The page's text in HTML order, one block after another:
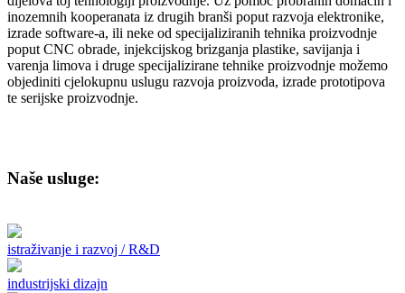
inozemnih kooperanata iz drugih branši poput razvoja elektronike,
izrade software-a, ili neke od specijaliziranih tehnika proizvodnje
poput CNC obrade, injekcijskog brizganja plastike, savijanja i
varenja limova i druge specijalizirane tehnike proizvodnje možemo
objediniti cjelokupnu uslugu razvoja proizvoda, izrade prototipova
te serijske proizvodnje.
Naše usluge:
istraživanje i razvoj / R&D
industrijski dizajn